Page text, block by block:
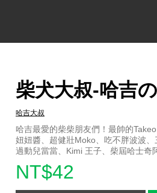
柴犬大叔-哈吉
哈吉大叔
哈吉最愛的柴柴朋友們！最帥的
妞妞醬、超健壯Moko、吃不胖波波、
過動兒當當、Kimi 王子、柴屆哈士奇
NT$42